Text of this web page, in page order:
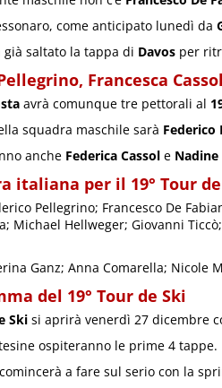
come anticipato lunedì da
già saltato la tappa di Davos per
, Francesca Cassol
avrà comunque tre pettorali al
squadra maschile sarà Federico
anche Federica Cassol e
italiana per il 19° Tour
Pellegrino; Francesco De
Michael Hellweger; Giovanni
Ganz; Anna Comarella; Nicole
del 19° Tour de Ski
Ski si aprirà venerdì 27 dicembre
ospiteranno le prime 4 tappe.
a fare sul serio con la